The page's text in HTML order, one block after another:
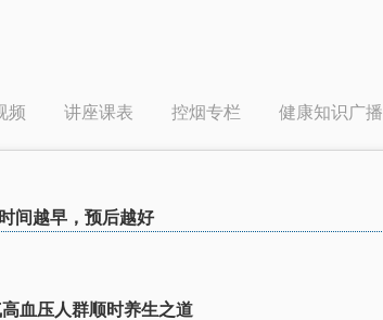
频 讲座课表 控烟专栏 健康知识广播
间越早，预后越好
血压人群顺时养生之道